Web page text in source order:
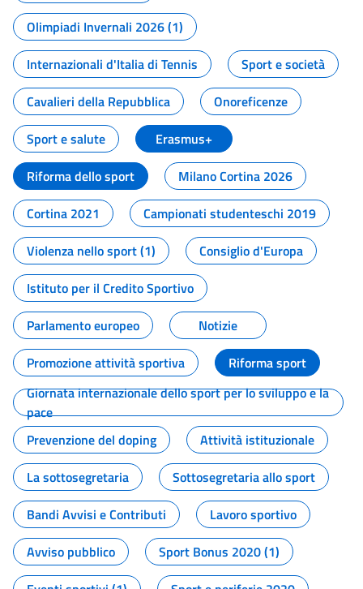
Olimpiadi Invernali 2026 (1)
Internazionali d'Italia di Tennis
Sport e società
Cavalieri della Repubblica
Onoreficenze
Sport e salute
Erasmus+
Riforma dello sport
Milano Cortina 2026
Cortina 2021
Campionati studenteschi 2019
Violenza nello sport (1)
Consiglio d'Europa
Istituto per il Credito Sportivo
Parlamento europeo
Notizie
Promozione attività sportiva
Riforma sport
Giornata internazionale dello sport per lo sviluppo e la
pace
Prevenzione del doping
Attività istituzionale
La sottosegretaria
Sottosegretaria allo sport
Bandi Avvisi e Contributi
Lavoro sportivo
Avviso pubblico
Sport Bonus 2020 (1)